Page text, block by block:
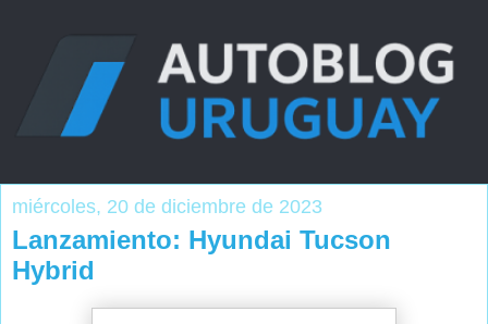
miércoles, 20 de diciembre de 2023
Lanzamiento: Hyundai Tucson
Hybrid